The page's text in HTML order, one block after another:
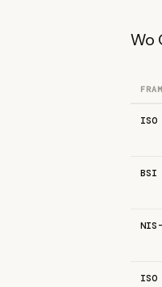
Wo
ISO
BSI
ISO